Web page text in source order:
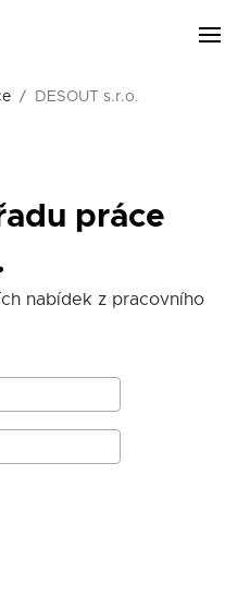
DESOUT s.r.o.
práce
nabídek z pracovního